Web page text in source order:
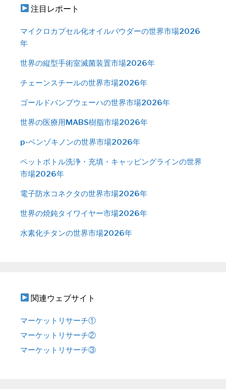
注目レポート
マイクロカプセル化オイルパウダーの世界市場2026
年
世界の縦型手術室滅菌装置市場2026年
チェーンスチールの世界市場2026年
ゴールドバンプウェーハの世界市場2026年
世界の医療用MABS樹脂市場2026年
p-ベンゾキノンの世界市場2026年
ペットボトル洗浄・充填・キャッピングラインの世界
市場2026年
電子防水コネクタの世界市場2026年
世界の焼鈍タイワイヤー市場2026年
水素化チタンの世界市場2026年
関連ウェブサイト
マーケットリサーチ①
マーケットリサーチ②
マーケットリサーチ③